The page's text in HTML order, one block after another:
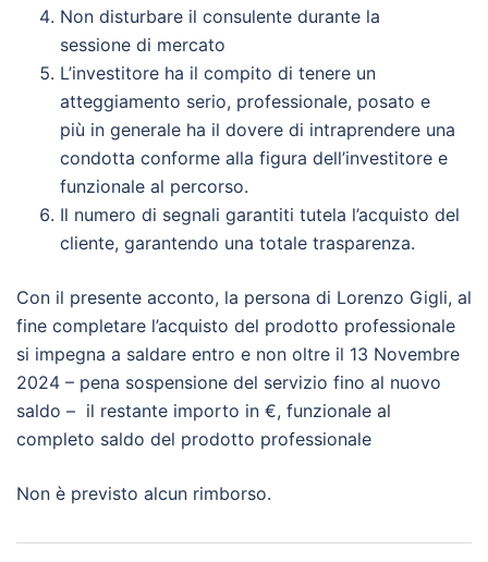
Non disturbare il consulente durante la
sessione di mercato
L’investitore ha il compito di tenere un
atteggiamento serio, professionale, posato e
più in generale ha il dovere di intraprendere una
condotta conforme alla figura dell’investitore e
funzionale al percorso.
Il numero di segnali garantiti tutela l’acquisto del
cliente, garantendo una totale trasparenza.
Con il presente acconto, la persona di Lorenzo Gigli, al
fine completare l’acquisto del prodotto professionale
si impegna a saldare entro e non oltre il 13 Novembre
2024 – pena sospensione del servizio fino al nuovo
saldo – il restante importo in €, funzionale al
completo saldo del prodotto professionale
Non è previsto alcun rimborso.